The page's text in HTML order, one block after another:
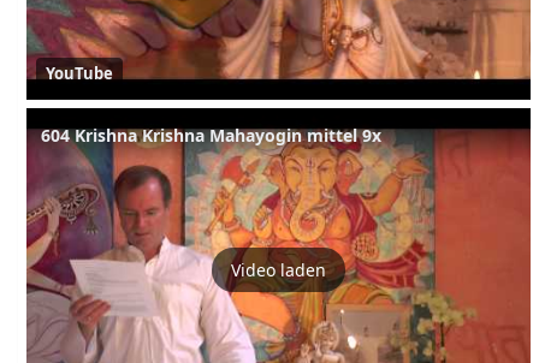
YouTube
604 Krishna Krishna Mahayogin mittel 9x
Video laden